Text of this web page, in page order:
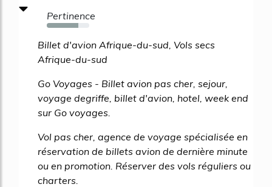
Pertinence
74%
Billet d'avion Afrique-du-sud, Vols secs
Afrique-du-sud
Go Voyages - Billet avion pas cher, sejour,
voyage degriffe, billet d'avion, hotel, week end
sur Go voyages.
Vol pas cher, agence de voyage spécialisée en
réservation de billets avion de dernière minute
ou en promotion. Réserver des vols réguliers ou
charters.